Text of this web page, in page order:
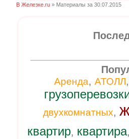
В Железке.ru » Материалы за 30.07.2015
Аренда, АТОЛЛ
двухкомнатных,
квартир, квартира